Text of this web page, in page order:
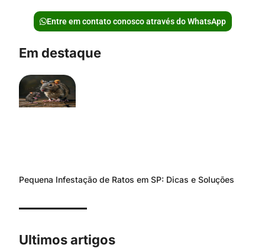
Entre em contato conosco através do WhatsApp
Em destaque
Pequena Infestação de Ratos em SP: Dicas e Soluções
Ultimos artigos